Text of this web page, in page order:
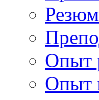
Опыт
Опыт